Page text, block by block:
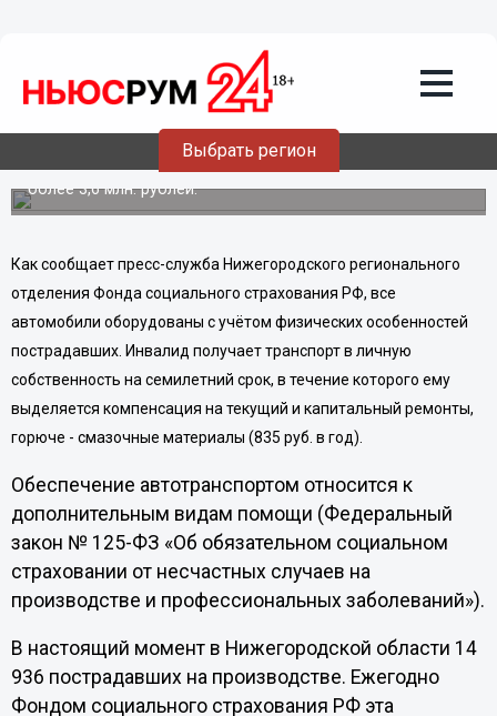
Выбрать регион
инвалидов получили автомобили Lada-
Granta за счет средств Фонда
социального страхования
Стоимость одного автомобиля по государственному
контракту - 283 400 рублей при общей цене контракта
более 3,6 млн. рублей.
Как сообщает пресс-служба Нижегородского регионального
отделения Фонда социального страхования РФ, все
автомобили оборудованы с учётом физических особенностей
пострадавших. Инвалид получает транспорт в личную
собственность на семилетний срок, в течение которого ему
выделяется компенсация на текущий и капитальный ремонты,
горюче - смазочные материалы (835 руб. в год).
Обеспечение автотранспортом относится к
дополнительным видам помощи (Федеральный
закон № 125-ФЗ «Об обязательном социальном
страховании от несчастных случаев на
производстве и профессиональных заболеваний»).
В настоящий момент в Нижегородской области 14
936 пострадавших на производстве. Ежегодно
Фондом социального страхования РФ эта